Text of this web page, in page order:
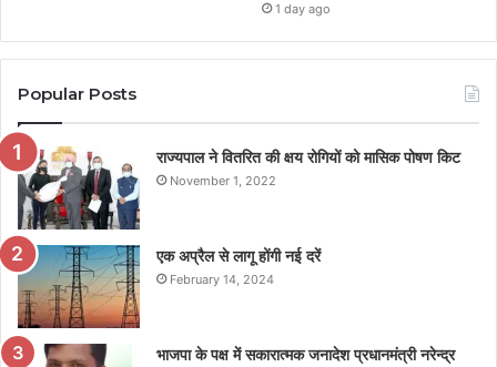
1 day ago
Popular Posts
राज्यपाल ने वितरित की क्षय रोगियों को मासिक पोषण किट
November 1, 2022
एक अप्रैल से लागू होंगी नई दरें
February 14, 2024
भाजपा के पक्ष में सकारात्मक जनादेश प्रधानमंत्री नरेन्द्र